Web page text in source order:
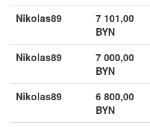
Nikolas89
7 101,00
BYN
Nikolas89
7 000,00
BYN
Nikolas89
6 800,00
BYN